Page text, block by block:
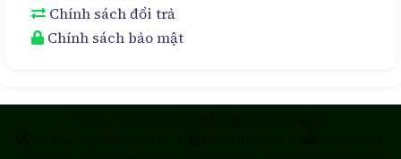
Chính sách đổi trả
Chính sách bảo mật